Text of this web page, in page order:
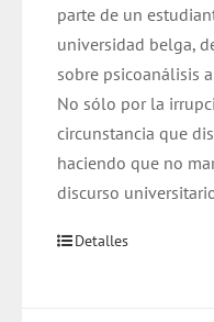
parte de un
universidad belga,
sobre psicoanálisis
No sólo por la
circunstancia que
haciendo que no
discurso
Detalles